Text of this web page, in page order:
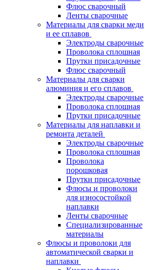
Флюс сварочный
Ленты сварочные
Материалы для сварки меди
и ее сплавов
Электроды сварочные
Проволока сплошная
Прутки присадочные
Флюс сварочный
Материалы для сварки
алюминия и его сплавов
Электроды сварочные
Проволока сплошная
Прутки присадочные
Материалы для наплавки и
ремонта деталей
Электроды сварочные
Проволока сплошная
Проволока
порошковая
Прутки присадочные
Флюсы и проволоки
для износостойкой
наплавки
Ленты сварочные
Специализированные
материалы
Флюсы и проволоки для
автоматической сварки и
наплавки